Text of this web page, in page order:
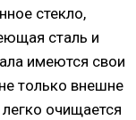
стекло,
сталь и
имеются свои
только внешне
очищается